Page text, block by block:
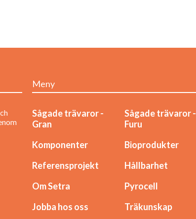
Meny
Sågade trävaror -
Gran
Sågade trävaror -
Furu
Komponenter
Bioprodukter
Referensprojekt
Hållbarhet
Om Setra
Pyrocell
Jobba hos oss
Träkunskap